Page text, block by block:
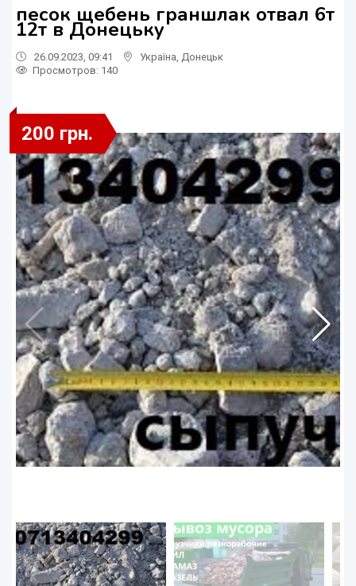
песок щебень граншлак отвал 6т
12т в Донецьку
26.09.2023, 09:41 Україна Донецьк
Просмотров: 140
200 грн.